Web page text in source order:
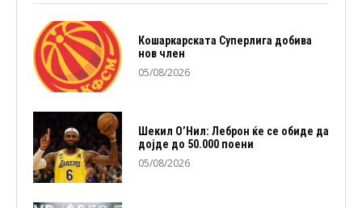
Кошаркарската Суперлига добива
нов член
05/08/2026
Шекил О’Нил: Леброн ќе се обиде да
дојде до 50.000 поени
05/08/2026